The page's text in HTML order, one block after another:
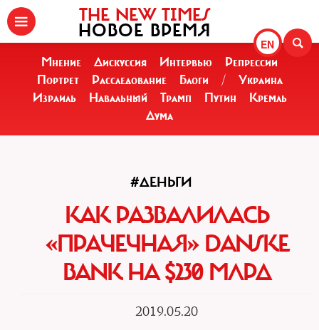
EN
THE NEW TIMES
НОВОЕ ВРЕМЯ
Мнение Дискуссия Интервью
Репрессии
Портрет
Расследование Блоги /
Украина
Израиль
Навальный Трамп Путин
Кремль
Дума
#ДЕНЬГИ
КАК РАЗВАЛИЛАСЬ
«ПРАЧЕЧНАЯ» DANSKE
BANK НА $230 МЛРД
2019.05.20